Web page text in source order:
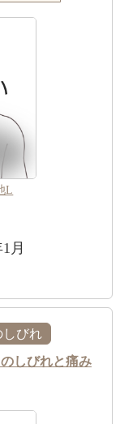
L
月
しびれ
しびれと痛み